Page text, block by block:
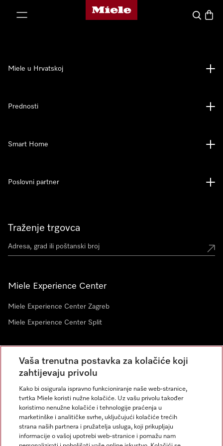
Miele početna stranica
Pretraga
Traženje trgovca
Miele Experience Center
Miele Experience Center Zagreb
Miele Experience Center Split
Newsletter
Miele u Hrvatskoj
Prednosti
Smart Home
Poslovni partner
Vaša trenutna postavka za kolačiće koji
zahtijevaju privolu
Kako bi osigurala ispravno funkcioniranje naše web-stranice,
tvrtka Miele koristi nužne kolačiće. Uz vašu privolu također
koristimo nenužne kolačiće i tehnologije praćenja u
marketinške i analitičke svrhe, uključujući kolačiće trećih
strana naših partnera i pružatelja usluga, koji prikupljaju
informacije o vašoj upotrebi web-stranice i pomažu nam